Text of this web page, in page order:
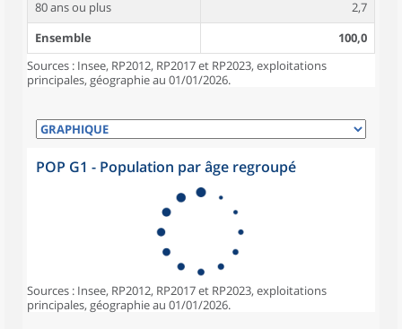
80 ans ou plus
2,7
Ensemble
100,0
Sources : Insee, RP2012, RP2017 et RP2023, exploitations
principales, géographie au 01/01/2026.
POP G1 - Population par âge regroupé
Sources : Insee, RP2012, RP2017 et RP2023, exploitations
principales, géographie au 01/01/2026.